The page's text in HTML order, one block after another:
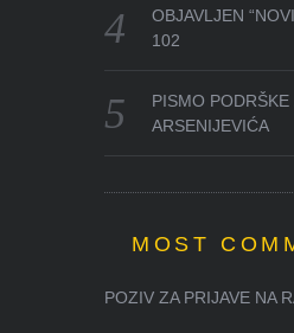
OBJAVLJEN
102
PISMO
ARSENIJEVIĆA
MOST
POZIV ZA PRIJAVE NA